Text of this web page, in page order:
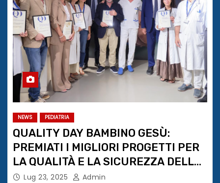
NEWS PEDIATRIA
QUALITY DAY BAMBINO GESÙ:
PREMIATI I MIGLIORI PROGETTI PER
LA QUALITÀ E LA SICUREZZA DELLE
CURE
Lug 23, 2025 Admin